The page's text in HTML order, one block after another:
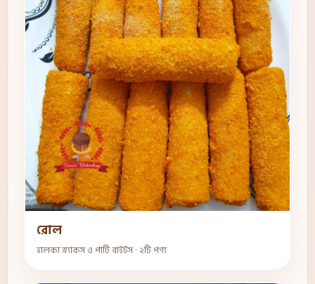
রোল
হালকা স্ন্যাকস ও পার্টি বাইটস · ২টি পণ্য